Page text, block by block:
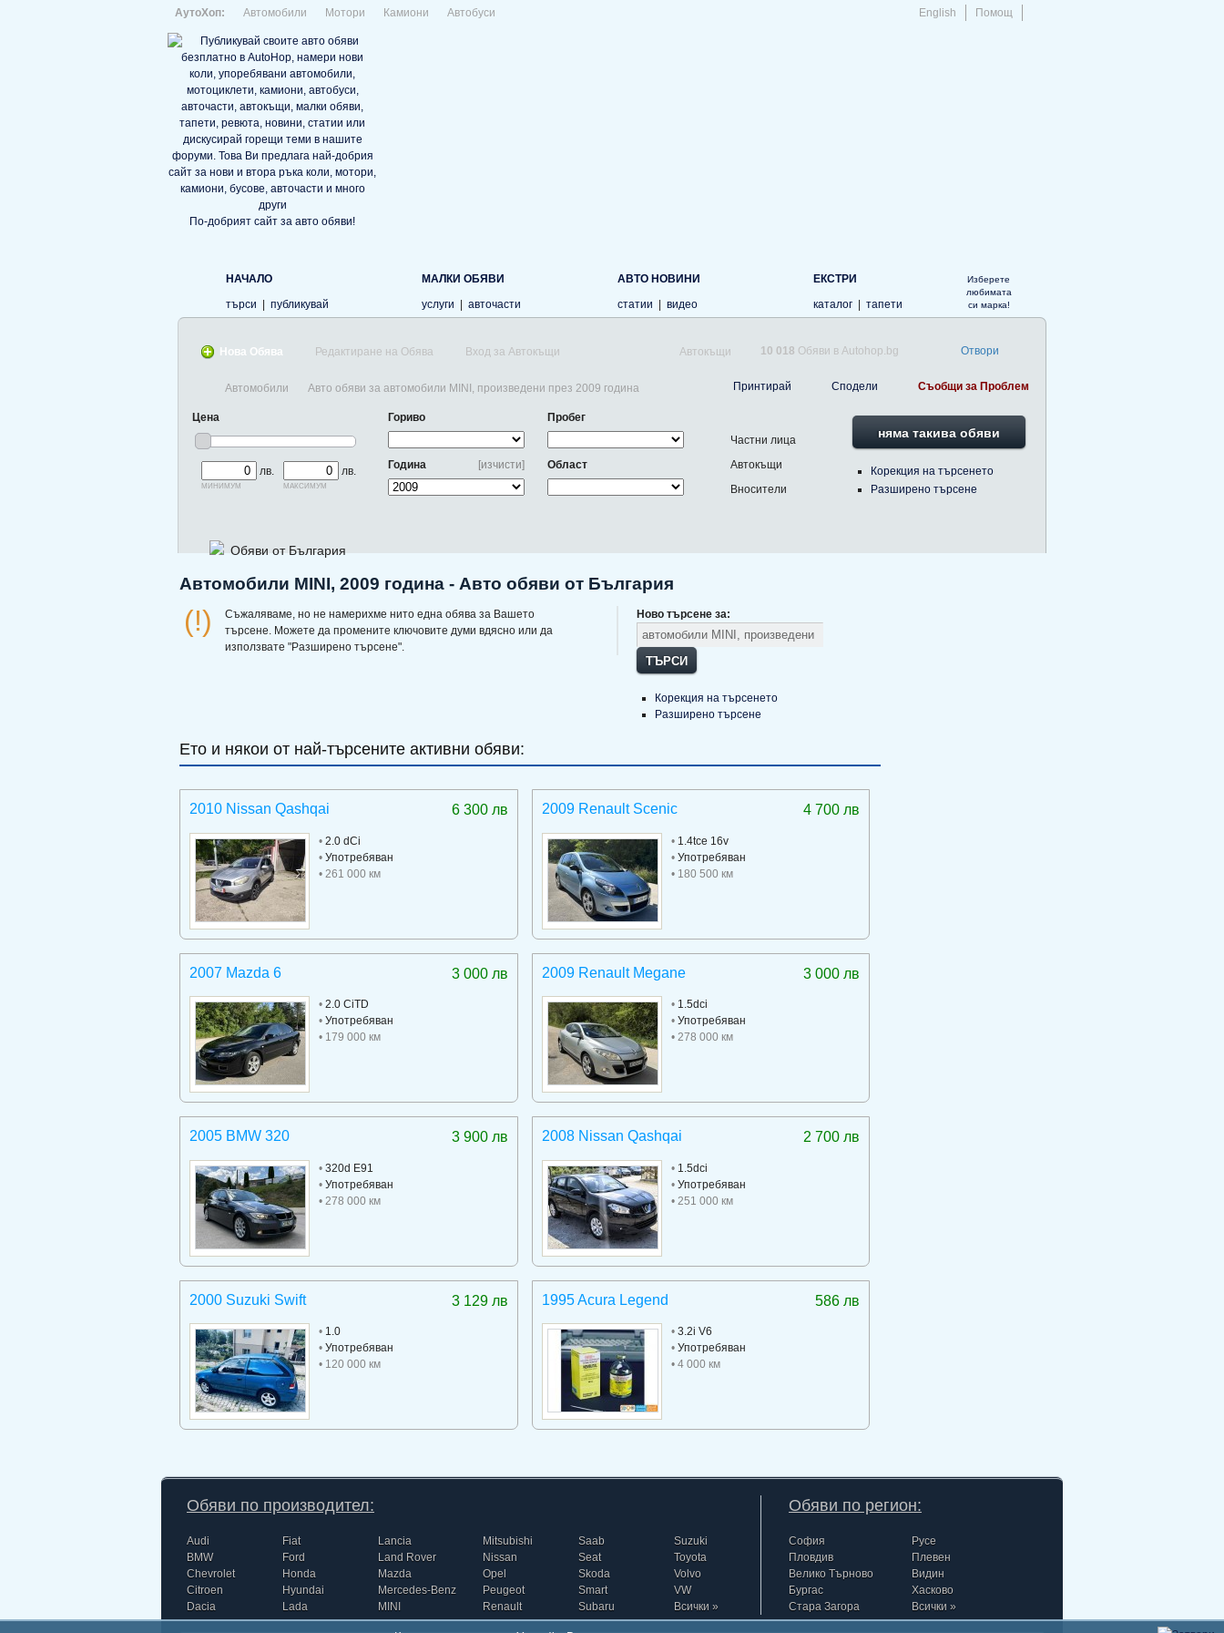
English Помощ
АутоХоп: Автомобили Мотори Камиони Автобуси
По-добрият сайт за авто обяви!
НАЧАЛО
търси
публикувай
МАЛКИ ОБЯВИ
услуги
авточасти
АВТО НОВИНИ
статии
видео
ЕКСТРИ
каталог
тапети
Изберете
любимата
си марка!
Нова Обява Редактиране на Обява Вход за Автокъщи Автокъщи 10 018 Обяви в Autohop.bg Отвори
Принтирай Сподели Съобщи за Проблем
Автомобили Авто обяви за автомобили MINI, произведени през 2009 година
Цена
лв.
минимум
лв.
максимум
Гориво
[изчисти]
Година
Пробег
Област
Частни лица
Автокъщи
Вносители
няма такива обяви
Корекция на търсенето
Разширено търсене
Обяви от България
Автомобили MINI, 2009 година - Авто обяви от България
(!)
Съжаляваме, но не намерихме нито една обява за Вашето
търсене. Можете да промените ключовите думи вдясно или да
използвате "Разширено търсене".
Ново търсене за:
ТЪРСИ
Корекция на търсенето
Разширено търсене
Ето и някои от най-търсените активни обяви:
6 300 лв
2010 Nissan Qashqai
• 2.0 dCi
• Употребяван
• 261 000 км
4 700 лв
2009 Renault Scenic
•1.4tce 16v
•Употребяван
• 180 500 км
3 000 лв
2007 Mazda 6
• 2.0 CiTD
• Употребяван
• 179 000 км
3 000 лв
2009 Renault Megane
•1.5dci
•Употребяван
• 278 000 км
3 900 лв
2005 BMW 320
• 320d E91
• Употребяван
• 278 000 км
2 700 лв
2008 Nissan Qashqai
•1.5dci
•Употребяван
• 251 000 км
3 129 лв
2000 Suzuki Swift
• 1.0
• Употребяван
• 120 000 км
586 лв
1995 Acura Legend
•3.2i V6
•Употребяван
• 4 000 км
Обяви по производител:
Audi
BMW
Chevrolet
Citroen
Dacia
Fiat
Ford
Honda
Hyundai
Lada
Lancia
Land Rover
Mazda
Mercedes-Benz
MINI
Mitsubishi
Nissan
Opel
Peugeot
Renault
Saab
Seat
Skoda
Smart
Subaru
Suzuki
Toyota
Volvo
VW
Всички »
Обяви по регион:
София
Пловдив
Велико Търново
Бургас
Стара Загора
Русе
Плевен
Видин
Хасково
Всички »